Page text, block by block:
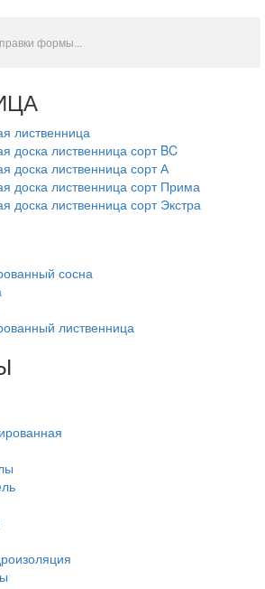
формы...
лиственница
доска лиственница сорт BC
доска лиственница сорт А
доска лиственница сорт Прима
доска лиственница сорт Экстра
сосна
лиственница